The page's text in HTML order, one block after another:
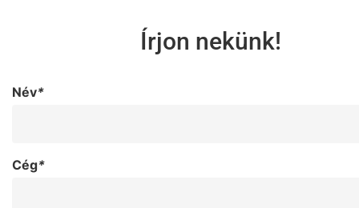
Írjon nekünk!
Név*
Cég*